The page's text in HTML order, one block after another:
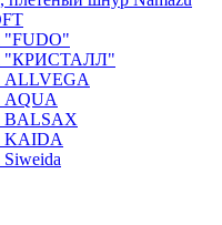
"FUDO"
"КРИСТАЛЛ"
ALLVEGA
AQUA
BALSAX
KAIDA
Siweida